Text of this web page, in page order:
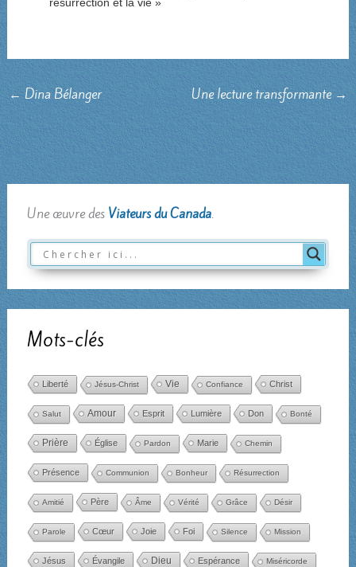
←Dina Bélanger Une lecture transformante →
Une œuvre des Viateurs du Canada.
Mots-clés
Liberté Jésus-Christ Vie Confiance Christ
Salut Amour Esprit Lumière Don Bonté
Prière Église Pardon Marie Chemin
Présence Communion Bonheur Résurrection
Amitié Père Âme Vérité Grâce Désir
Parole Cœur Joie Foi Silence Mission
Jésus Évangile Dieu Espérance Miséricorde